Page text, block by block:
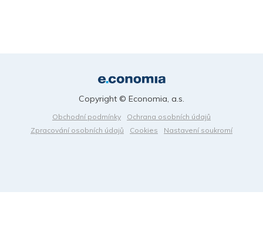
Obchodní podmínky
Ochrana osobních údajů
Zpracování osobních údajů
Cookies Nastavení soukromí
Copyright © Economia, a.s.